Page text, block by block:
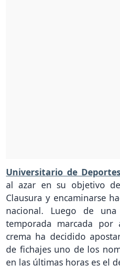
Universitario de Deportes
al azar en su objetivo
Clausura y encaminarse
nacional. Luego de
temporada marcada por
crema ha decidido
de fichajes uno de los
en las últimas horas es el